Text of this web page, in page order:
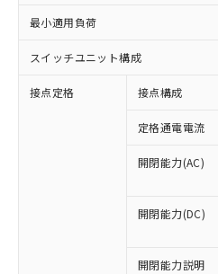
最小適用負荷
スイッチユニット構成
接点定格 接点構成
定格通電電流
開閉能力(AC)
開閉能力(DC)
開閉能力説明
※1 対応状況
対応済み：EU
非含有に対応した製品
対応予定：EU RoHS
有に対応した製品に切